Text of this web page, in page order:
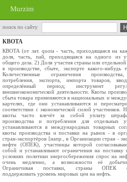
Murzim
поиск по сайту
КВОТА
КВОТА (от лат. quota - часть, приходящаяся на
доля, часть, пай, приходящаяся на одного из
общего дела. 2) Доля участия страны или
в производстве, сбыте, экспорте какого-нибудь
Количественные ограничения
потребления, экспорта, импорта товаров,
определённый период; инструмент
внешнеэкономической деятельности. Квоты
сбыта товара применяются в национальных и
картелях, где они устанавливаются и
соответствии с экономической силой участников.
квоты часто влечёт за собой уплату
производства и потребления для отдельных
устанавливаются в международных товарных
квоты производства и поставки на рынок - в
стран-экспортёров [напр., в Организации стран -
нефти (ОПЕК), участницы которой
собой и устанавливают ограничения на
условиях политики энергосбережения спрос на
очень медленно, а возможности её добычи
Ограничивая поставки, страны ОПЕК
поддерживать уровень мировых цен на нефть.